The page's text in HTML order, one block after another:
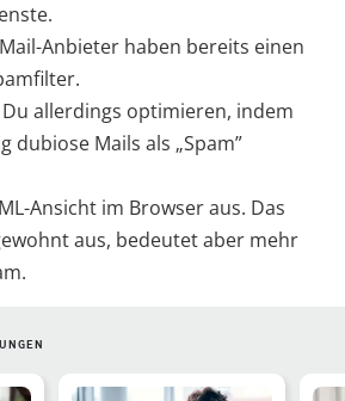
Anbieter haben bereits einen
allerdings optimieren, indem
dubiose Mails als „Spam”
Ansicht im Browser aus. Das
aus, bedeutet aber mehr